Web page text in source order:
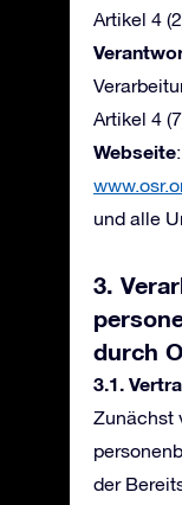
Artikel 4
Artikel 4
Webseite
und alle
3.
durch
3.1.
Zunächst
der